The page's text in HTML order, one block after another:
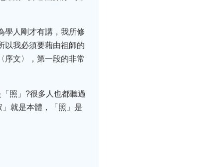
學人剛才有講，我所修
以我必須要藉由祖師的
序文〉，第一段的非常
照」?很多人也都聽過
就是本體，「照」是